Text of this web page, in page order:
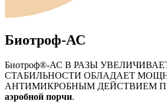
Биотроф-АС
Биотроф®-АС В РАЗЫ
СТАБИЛЬНОСТИ ОБЛАДАЕТ
АНТИМИКРОБНЫМ ДЕЙСТВИЕМ
аэробной порчи.